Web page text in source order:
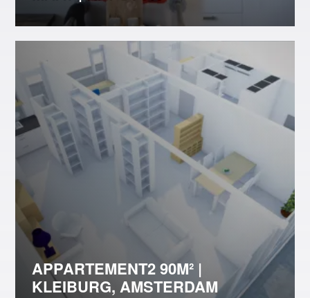
APPARTEMENT2 90M² |
KLEIBURG, AMSTERDAM